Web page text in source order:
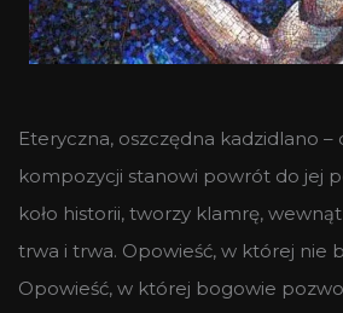
Eteryczna, oszczędna kadzidlano –
kompozycji stanowi powrót do jej
koło historii, tworzy klamrę,
trwa i trwa. Opowieść, w której nie
Opowieść, w której bogowie